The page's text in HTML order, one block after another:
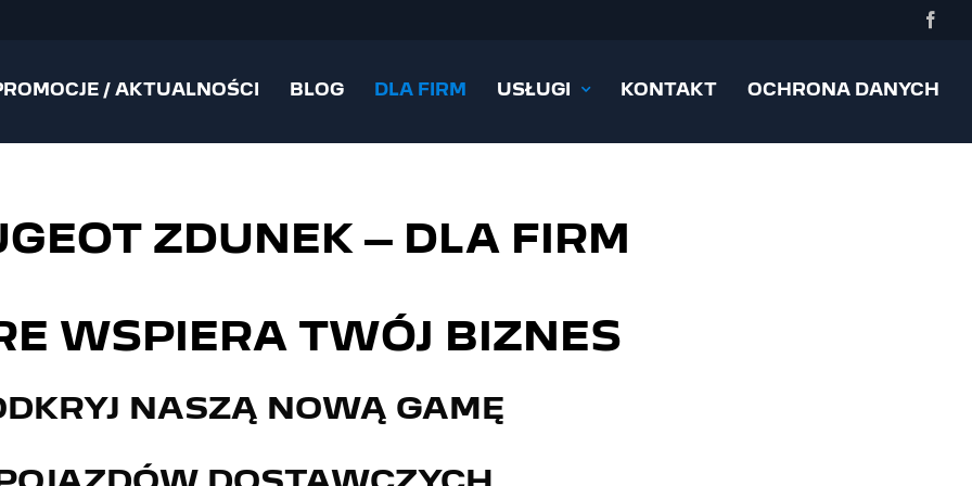
/ AKTUALNOŚCI BLOG DLA FIRM USŁUGI KONTAKT OCHRONA DANYCH
ZDUNEK – DLA FIRM
WSPIERA TWÓJ BIZNES
NASZĄ NOWĄ GAMĘ